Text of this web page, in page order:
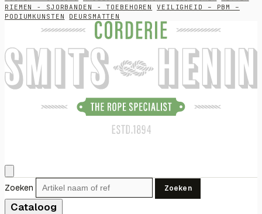
RIEMEN - SJORBANDEN - TOEBEHOREN
VEILIGHEID – PBM –
PODIUMKUNSTEN
DEURSMATTEN
Zoeken Zoeken
Cataloog